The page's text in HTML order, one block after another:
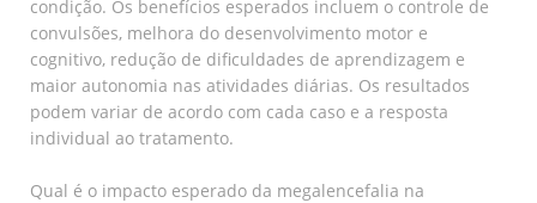
condição. Os benefícios esperados incluem o controle de
convulsões, melhora do desenvolvimento motor e
cognitivo, redução de dificuldades de aprendizagem e
maior autonomia nas atividades diárias. Os resultados
podem variar de acordo com cada caso e a resposta
individual ao tratamento.
Qual é o impacto esperado da megalencefalia na